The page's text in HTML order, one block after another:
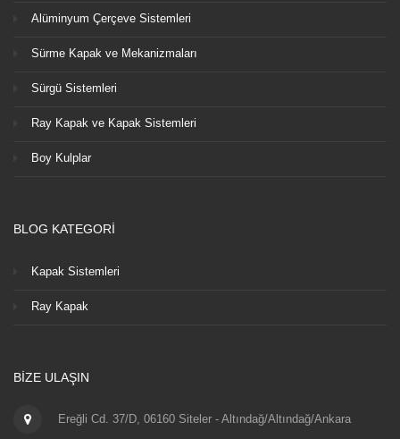
Alüminyum Çerçeve Sistemleri
Sürme Kapak ve Mekanizmaları
Sürgü Sistemleri
Ray Kapak ve Kapak Sistemleri
Boy Kulplar
BLOG KATEGORİ
Kapak Sistemleri
Ray Kapak
BIZE ULAŞIN
Ereğli Cd. 37/D, 06160 Siteler - Altındağ/Altındağ/Ankara